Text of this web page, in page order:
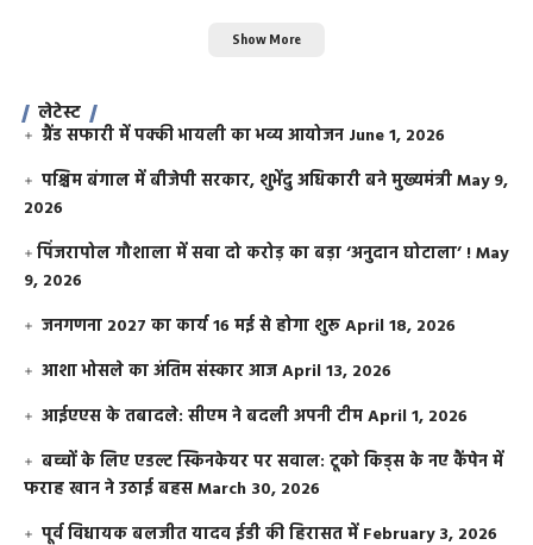
Show More
लेटेस्ट
ग्रैंड सफारी में पक्की भायली का भव्य आयोजन June 1, 2026
पश्चिम बंगाल में बीजेपी सरकार, शुभेंदु अधिकारी बने मुख्यमंत्रीMay 9,
2026
​पिंजरापोल गौशाला में सवा दो करोड़ का बड़ा ‘अनुदान घोटाला’ !May
9, 2026
जनगणना 2027 का कार्य 16 मई से होगा शुरूApril 18, 2026
आशा भोसले का अंतिम संस्कार आजApril 13, 2026
आईएएस के तबादले: सीएम ने बदली अपनी टीमApril 1, 2026
बच्चों के लिए एडल्ट स्किनकेयर पर सवाल: टूको किड्स के नए कैंपेन में
फराह खान ने उठाई बहसMarch 30, 2026
पूर्व विधायक बलजीत यादव ईडी की हिरासत में February 3, 2026